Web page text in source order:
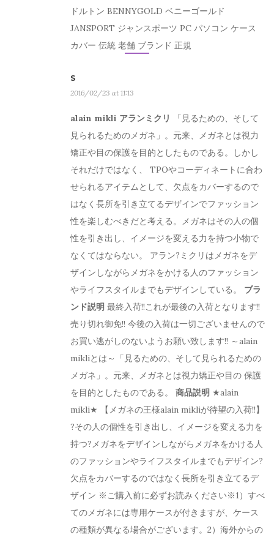
ドルトン BENNYGOLD ベニーゴールド
JANSPORT ジャンスポーツ PC パソコン ケース
カバー 伝統 老舗 ブランド 正規
S
2016/02/23 at 11:13
alain mikli アランミクリ
「見るための、そして
見られるためのメガネ」。元来、メガネとは視力
矯正や目の保護を目的としたものである。しかし
それだけではなく、 TPOやコーディネートに合わ
せられるアイテムとして、欠点をカバーするので
はなく長所を引き立てるデザインでファッション
性を楽しむべきだと考える。メガネはその人の個
性を引き出し、イメージを変える力を持つ小物で
なくてはならない。 アラン?ミクリはメガネをデ
ザインしながらメガネをかける人のファッション
やライフスタイルまでもデザインしている。 ブラ
ンド説明 最終入荷!!これが最後の入荷となります!!
売り切れ御免!! 今後の入荷は一切ございませんので
お買い逃がしのないようお願い致します!! ～alain
mikliとは～「見るための、そして見られるための
メガネ」。元来、メガネとは視力矯正や目の 保護
を目的としたものである。 商品説明 ★alain
mikli★ 【メガネの王様alain mikliが待望の入荷!!】
?その人の個性を引き出し、イメージを変える力を
持つ?メガネをデザインしながらメガネをかける人
のファッションやライフスタイルまでもデザイン?
欠点をカバーするのではなく長所を引き立てるデ
ザイン ※ご購入前に必ずお読みください※1）すべ
てのメガネには専用ケースが付きますが、ケース
の種類が異なる場合がございます。2）海外からの